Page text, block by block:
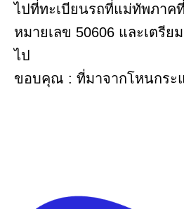
ไปที่ทะเบียนรถที่แม่ทัพภาค
หมายเลข 50606 และเตรีย
ไป
ขอบคุณ : ที่มาจากโหนกระ